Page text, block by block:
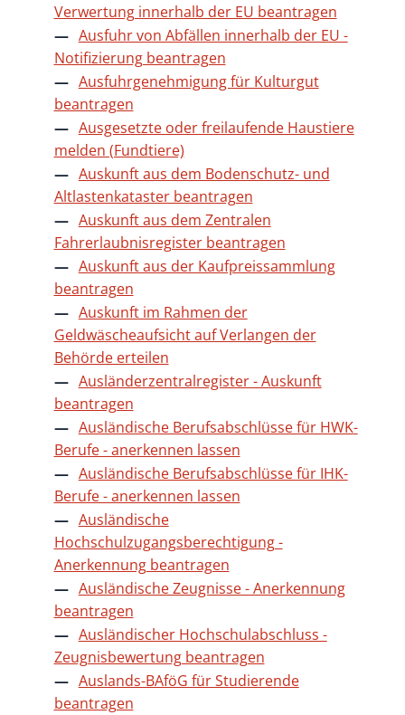
Verwertung innerhalb der EU beantragen
Ausfuhr von Abfällen innerhalb der EU -
Notifizierung beantragen
Ausfuhrgenehmigung für Kulturgut
beantragen
Ausgesetzte oder freilaufende Haustiere
melden (Fundtiere)
Auskunft aus dem Bodenschutz- und
Altlastenkataster beantragen
Auskunft aus dem Zentralen
Fahrerlaubnisregister beantragen
Auskunft aus der Kaufpreissammlung
beantragen
Auskunft im Rahmen der
Geldwäscheaufsicht auf Verlangen der
Behörde erteilen
Ausländerzentralregister - Auskunft
beantragen
Ausländische Berufsabschlüsse für HWK-
Berufe - anerkennen lassen
Ausländische Berufsabschlüsse für IHK-
Berufe - anerkennen lassen
Ausländische
Hochschulzugangsberechtigung -
Anerkennung beantragen
Ausländische Zeugnisse - Anerkennung
beantragen
Ausländischer Hochschulabschluss -
Zeugnisbewertung beantragen
Auslands-BAföG für Studierende
beantragen